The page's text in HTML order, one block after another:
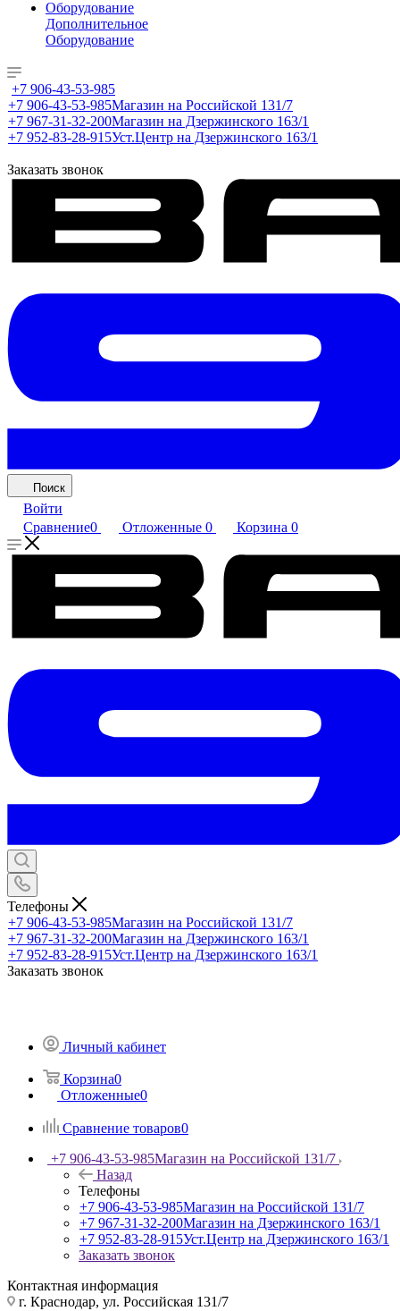
Дополнительное
Оборудование
+7 906-43-53-985
+7 906-43-53-985Магазин на Российской 131/7
+7 967-31-32-200Магазин на Дзержинского 163/1
+7 952-83-28-915Уст.Центр на Дзержинского 163/1
Заказать звонок
Поиск
Войти
Сравнение0 Отложенные 0 Корзина 0
Телефоны
+7 906-43-53-985Магазин на Российской 131/7
+7 967-31-32-200Магазин на Дзержинского 163/1
+7 952-83-28-915Уст.Центр на Дзержинского 163/1
Заказать звонок
Личный кабинет
Корзина0
Отложенные0
Сравнение товаров0
+7 906-43-53-985Магазин на Российской 131/7
Назад
Телефоны
+7 906-43-53-985Магазин на Российской 131/7
+7 967-31-32-200Магазин на Дзержинского 163/1
+7 952-83-28-915Уст.Центр на Дзержинского 163/1
Заказать звонок
Контактная информация
г. Краснодар, ул. Российская 131/7